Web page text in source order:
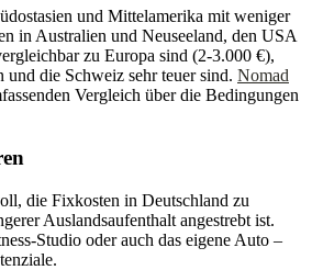
und Mittelamerika mit weniger
in Australien und Neuseeland, den USA
zu Europa sind (2-3.000 €),
die Schweiz sehr teuer sind. Nomad
Vergleich über die Bedingungen
die Fixkosten in Deutschland zu
Auslandsaufenthalt angestrebt ist.
Studio oder auch das eigene Auto –